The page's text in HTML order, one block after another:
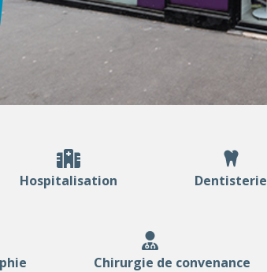
Hospitalisation Dentisterie
Chirurgie de convenance